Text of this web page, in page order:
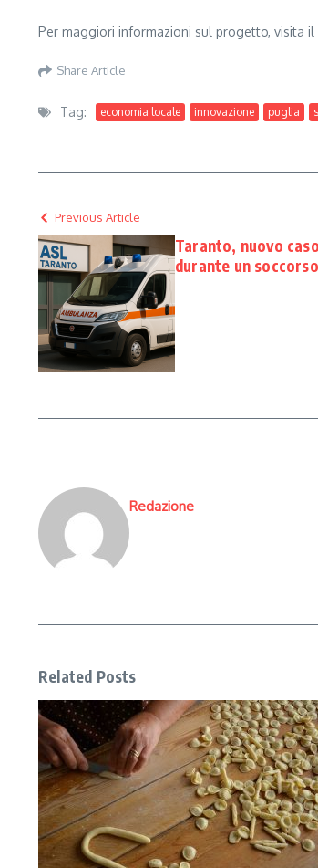
Per maggiori informazioni sul progetto, visita il
Share Article
Tag: economia locale innovazione puglia
Previous Article
Taranto, nuovo
durante un soccorso
Redazione
Related Posts